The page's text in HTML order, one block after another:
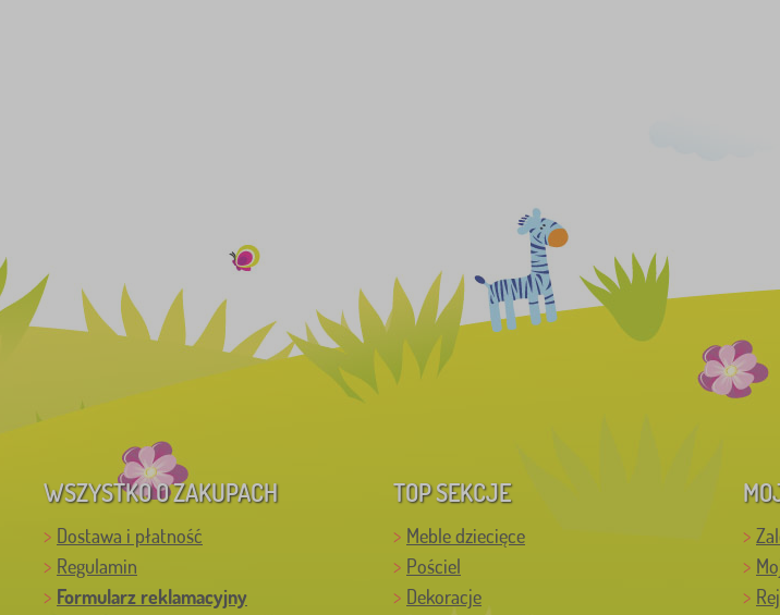
WSZYSTKO O ZAKUPACH
Dostawa i płatność
Regulamin
Formularz reklamacyjny
TOP SEKCJE
Meble dziecięce
Pościel
Dekoracje